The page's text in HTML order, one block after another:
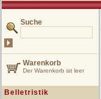
Suche
Warenkorb
Der Warenkorb ist leer
Belletristik